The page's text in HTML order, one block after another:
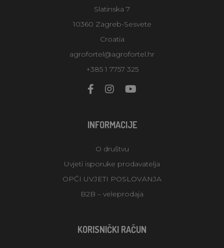
Slatinska 7
10360 Zagreb-Sesvete
Croatia
agrofortel@agrofortel.hr
+385 1 7757 325
INFORMACIJE
O društvu
Uvjeti isporuke prodavatelja
OPĆI UVJETI POSLOVANJA
B2B – veleprodaja
KORISNIČKI RAČUN